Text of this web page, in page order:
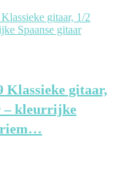
gitaar,
– kleurrijke
riem…